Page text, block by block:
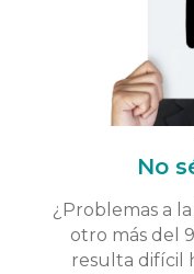
No
¿Problemas a
otro más del
resulta difícil